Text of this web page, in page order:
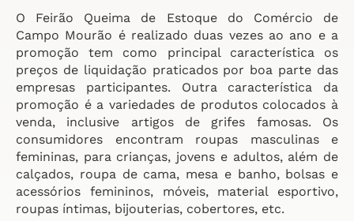
O Feirão Queima de Estoque do Comércio de
Campo Mourão é realizado duas vezes ao ano e a
promoção tem como principal característica os
preços de liquidação praticados por boa parte das
empresas participantes. Outra característica da
promoção é a variedades de produtos colocados à
venda, inclusive artigos de grifes famosas. Os
consumidores encontram roupas masculinas e
femininas, para crianças, jovens e adultos, além de
calçados, roupa de cama, mesa e banho, bolsas e
acessórios femininos, móveis, material esportivo,
roupas íntimas, bijouterias, cobertores, etc.